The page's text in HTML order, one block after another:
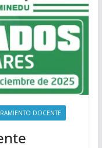
DOCENTE